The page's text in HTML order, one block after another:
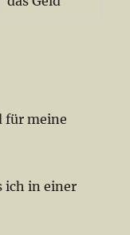
für meine
ich in einer